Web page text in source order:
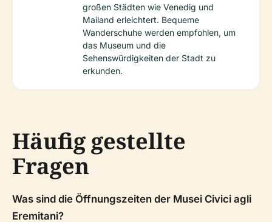
großen Städten wie Venedig und
Mailand erleichtert. Bequeme
Wanderschuhe werden empfohlen, um
das Museum und die
Sehenswürdigkeiten der Stadt zu
erkunden.
Häufig gestellte
Fragen
Was sind die Öffnungszeiten der Musei Civici agli
Eremitani?